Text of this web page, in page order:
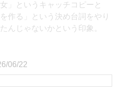
」というキャッチコピーと
作る」という決め台詞をやり
んじゃないかという印象。
06/22